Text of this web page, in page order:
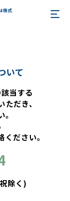
株式
いて
当する
だき、
ださい。
除く)